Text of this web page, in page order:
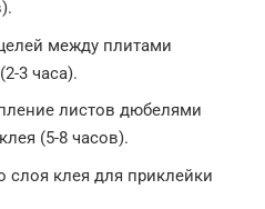
между плитами
3 часа).
листов дюбелями
(5-8 часов).
слоя клея для приклейки